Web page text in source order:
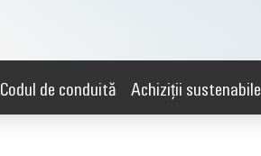
Codul de conduită Achiziții sustenabile